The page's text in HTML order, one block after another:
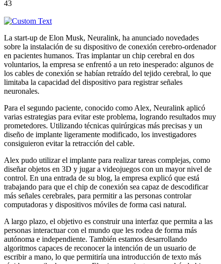
43
La start-up de Elon Musk, Neuralink, ha anunciado novedades
sobre la instalación de su dispositivo de conexión cerebro-ordenador
en pacientes humanos. Tras implantar un chip cerebral en dos
voluntarios, la empresa se enfrentó a un reto inesperado: algunos de
los cables de conexión se habían retraído del tejido cerebral, lo que
limitaba la capacidad del dispositivo para registrar señales
neuronales.
Para el segundo paciente, conocido como Alex, Neuralink aplicó
varias estrategias para evitar este problema, logrando resultados muy
prometedores. Utilizando técnicas quirúrgicas más precisas y un
diseño de implante ligeramente modificado, los investigadores
consiguieron evitar la retracción del cable.
Alex pudo utilizar el implante para realizar tareas complejas, como
diseñar objetos en 3D y jugar a videojuegos con un mayor nivel de
control. En una entrada de su blog, la empresa explicó que está
trabajando para que el chip de conexión sea capaz de descodificar
más señales cerebrales, para permitir a las personas controlar
computadoras y dispositivos móviles de forma casi natural.
A largo plazo, el objetivo es construir una interfaz que permita a las
personas interactuar con el mundo que les rodea de forma más
autónoma e independiente. También estamos desarrollando
algoritmos capaces de reconocer la intención de un usuario de
escribir a mano, lo que permitiría una introducción de texto más